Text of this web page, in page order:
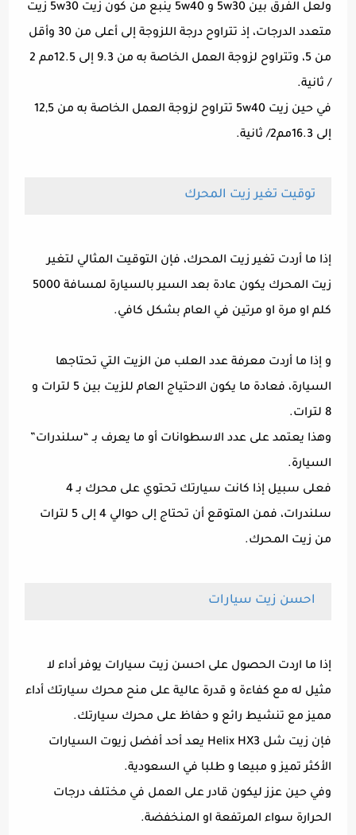
ولعل الفرق بين 5w30 و 5w40 ينبع من كون زيت 5w30 زيت
متعدد الدرجات، إذ تتراوح درجة اللزوجة إلى أعلى من 30 وأقل
من 5، وتتراوح لزوجة العمل الخاصة به من 9.3 إلى 12.5مم 2
/ ثانية.
في حين زيت 5w40 تتراوح لزوجة العمل الخاصة به من 12,5
إلى 16.3مم2/ ثانية.
توقيت تغير زيت المحرك
إذا ما أردت تغير زيت المحرك، فإن التوقيت المثالي لتغير
زيت المحرك يكون عادة بعد السير بالسيارة لمسافة 5000
كلم او مرة او مرتين في العام بشكل كافي.
و إذا ما أردت معرفة عدد العلب من الزيت التي تحتاجها
السيارة، فعادة ما يكون الاحتياج العام للزيت بين 5 لترات و
8 لترات.
وهذا يعتمد على عدد الاسطوانات أو ما يعرف بـ “سلندرات”
السيارة.
فعلى سبيل إذا كانت سيارتك تحتوي على محرك بـ 4
سلندرات، فمن المتوقع أن تحتاج إلى حوالي 4 إلى 5 لترات
من زيت المحرك.
احسن زيت سيارات
إذا ما اردت الحصول على احسن زيت سيارات يوفر أداء لا
مثيل له مع كفاءة و قدرة عالية على منح محرك سيارتك أداء
مميز مع تنشيط رائع و حفاظ على محرك سيارتك.
فإن زيت شل Helix HX3 يعد أحد أفضل زيوت السيارات
الأكثر تميز و مبيعا و طلبا في السعودية.
وفي حين عزز ليكون قادر على العمل في مختلف درجات
الحرارة سواء المرتفعة او المنخفضة.